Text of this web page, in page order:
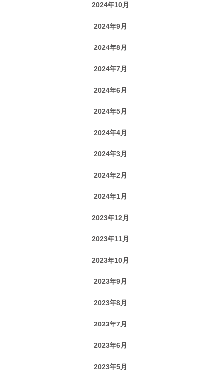
2024年10月
2024年9月
2024年8月
2024年7月
2024年6月
2024年5月
2024年4月
2024年3月
2024年2月
2024年1月
2023年12月
2023年11月
2023年10月
2023年9月
2023年8月
2023年7月
2023年6月
2023年5月